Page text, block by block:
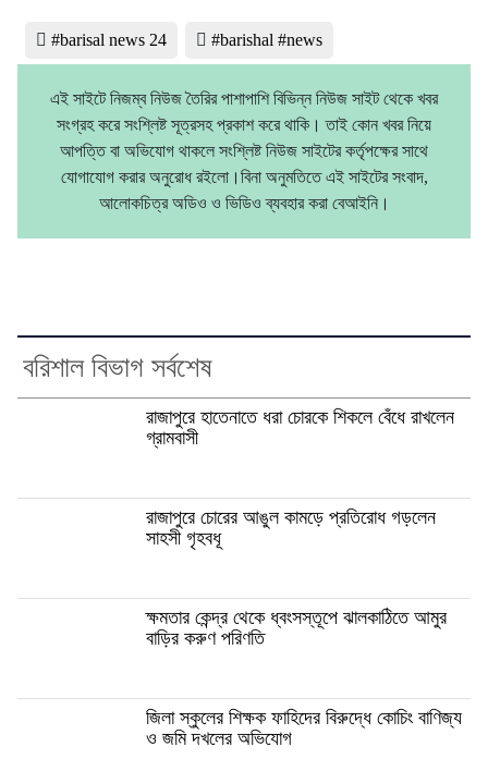
#barisal news 24 #barishal #news
এই সাইটে নিজম্ব নিউজ তৈরির পাশাপাশি বিভিন্ন নিউজ সাইট থেকে খবর
সংগ্রহ করে সংশ্লিষ্ট সূত্রসহ প্রকাশ করে থাকি। তাই কোন খবর নিয়ে
আপত্তি বা অভিযোগ থাকলে সংশ্লিষ্ট নিউজ সাইটের কর্তৃপক্ষের সাথে
যোগাযোগ করার অনুরোধ রইলো।বিনা অনুমতিতে এই সাইটের সংবাদ,
আলোকচিত্র অডিও ও ভিডিও ব্যবহার করা বেআইনি।
বরিশাল বিভাগ সর্বশেষ
রাজাপুরে হাতেনাতে ধরা চোরকে শিকলে বেঁধে রাখলেন
গ্রামবাসী
রাজাপুরে চোরের আঙুল কামড়ে প্রতিরোধ গড়লেন
সাহসী গৃহবধূ
ক্ষমতার কেন্দ্র থেকে ধ্বংসস্তূপে ঝালকাঠিতে আমুর
বাড়ির করুণ পরিণতি
জিলা স্কুলের শিক্ষক ফাহিদের বিরুদ্ধে কোচিং বাণিজ্য
ও জমি দখলের অভিযোগ